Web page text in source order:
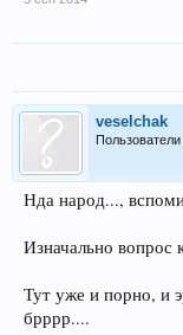
veselchak
Пользователи
Нда народ...,
Изначально вопрос
Тут уже и порно, и
брррр....